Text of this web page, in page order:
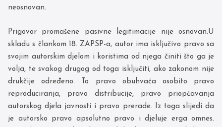
neosnovan.
Prigovor promašene pasivne legitimacije nije osnovan.U
skladu s člankom 18. ZAPSP-a, autor ima isključivo pravo sa
svojim autorskim djelom i koristima od njega činiti što ga je
volja, te svakog drugog od toga isključiti, ako zakonom nije
drukčije određeno. To pravo obuhvaća osobito pravo
reproduciranja, pravo distribucije, pravo priopćavanja
autorskog djela javnosti i pravo prerade. Iz toga slijedi da
je autorsko pravo apsolutno pravo i djeluje erga omnes.